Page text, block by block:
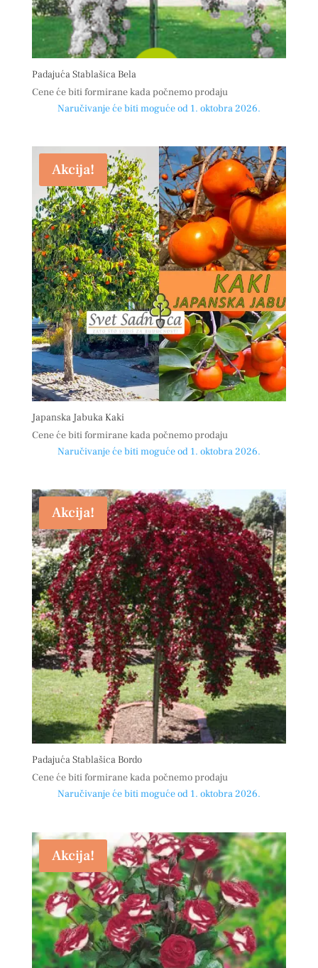
Padajuća Stablašica Bela
Cene će biti formirane kada počnemo prodaju
Naručivanje će biti moguće od 1. oktobra 2026.
Akcija!
Japanska Jabuka Kaki
Cene će biti formirane kada počnemo prodaju
Naručivanje će biti moguće od 1. oktobra 2026.
Akcija!
Padajuća Stablašica Bordo
Cene će biti formirane kada počnemo prodaju
Naručivanje će biti moguće od 1. oktobra 2026.
Akcija!